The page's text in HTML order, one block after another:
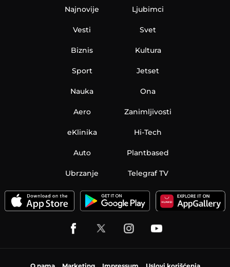
Najnovije
Vesti
Biznis
Sport
Nauka
Aero
Ljubimci
Svet
Kultura
Jetset
Ona
Zanimljivosti
eKlinika Hi-Tech
Auto Plantbased
Ubrzanje Telegraf TV